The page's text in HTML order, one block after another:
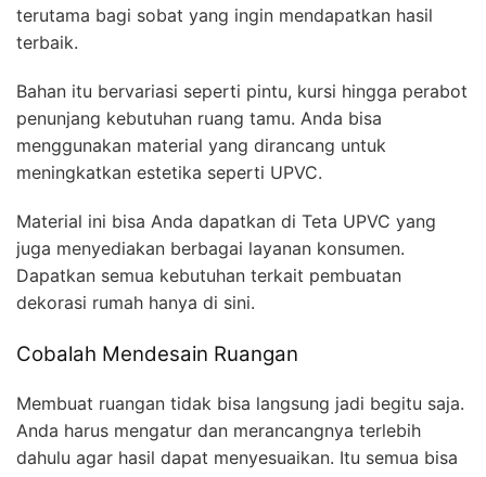
terutama bagi sobat yang ingin mendapatkan hasil
terbaik.
Bahan itu bervariasi seperti pintu, kursi hingga perabot
penunjang kebutuhan ruang tamu. Anda bisa
menggunakan material yang dirancang untuk
meningkatkan estetika seperti UPVC.
Material ini bisa Anda dapatkan di Teta UPVC yang
juga menyediakan berbagai layanan konsumen.
Dapatkan semua kebutuhan terkait pembuatan
dekorasi rumah hanya di sini.
Cobalah Mendesain Ruangan
Membuat ruangan tidak bisa langsung jadi begitu saja.
Anda harus mengatur dan merancangnya terlebih
dahulu agar hasil dapat menyesuaikan. Itu semua bisa